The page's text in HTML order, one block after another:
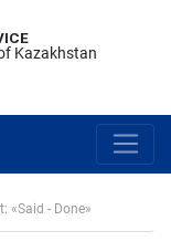
Kazakhstan
«Said - Done»